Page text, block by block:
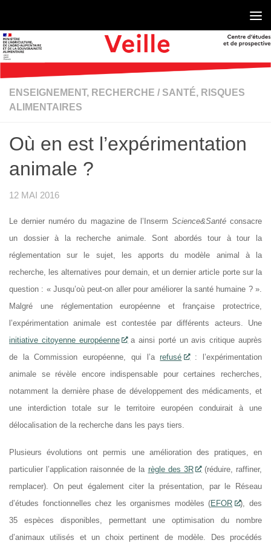
ENSEIGNEMENT, RECHERCHE / SANTÉ, RISQUES
ALIMENTAIRES
Où en est l’expérimentation
animale ?
12 MAI 2016
Le dernier numéro du magazine de l’Inserm Science&Santéconsacre
un dossier à la recherche animale. Sont abordés tour à tour la
réglementation sur le sujet, les apports du modèle animal à la
recherche, les alternatives pour demain, et un dernier article porte sur la
question : « Jusqu’où peut-on aller pour améliorer la santé humaine ? ».
Malgré une réglementation européenne et française protectrice,
l’expérimentation animale est contestée par différents acteurs. Une
initiative citoyenne européenne
a ainsi porté un avis critique auprès
de la Commission européenne, qui l’arefusé
: l’expérimentation
animale se révèle encore indispensable pour certaines recherches,
notamment la dernière phase de développement des médicaments, et
une interdiction totale sur le territoire européen conduirait à une
délocalisation de la recherche dans les pays tiers.
Plusieurs évolutions ont permis une amélioration des pratiques, en
particulier l’application raisonnée de la règle des 3R
(réduire, raffiner,
remplacer). On peut également citer la présentation, par le Réseau
d’études fonctionnelles chez les organismes modèles (EFOR
), des
35 espèces disponibles, permettant une optimisation du nombre
d’animaux utilisés et un choix pertinent de modèle. Des procédés